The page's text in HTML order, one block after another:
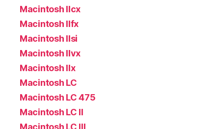
Macintosh IIcx
Macintosh IIfx
Macintosh IIsi
Macintosh IIvx
Macintosh IIx
Macintosh LC
Macintosh LC 475
Macintosh LC II
Macintosh LC III